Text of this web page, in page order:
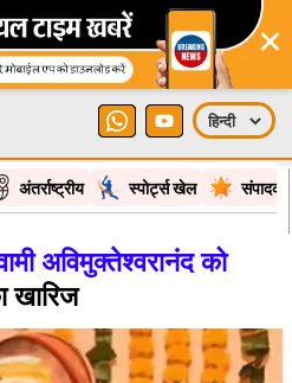
×
अंतर्राष्ट्रीय स्पोर्ट्स खेल
अविमुक्तेश्वरानंद को
खारिज